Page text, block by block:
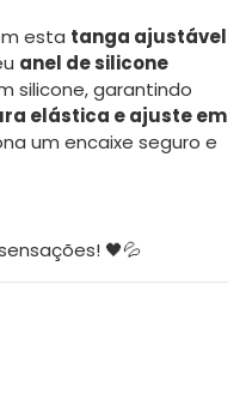
esta tanga ajustável
anel de silicone
silicone, garantindo
elástica e ajuste em
um encaixe seguro e
🖤💦